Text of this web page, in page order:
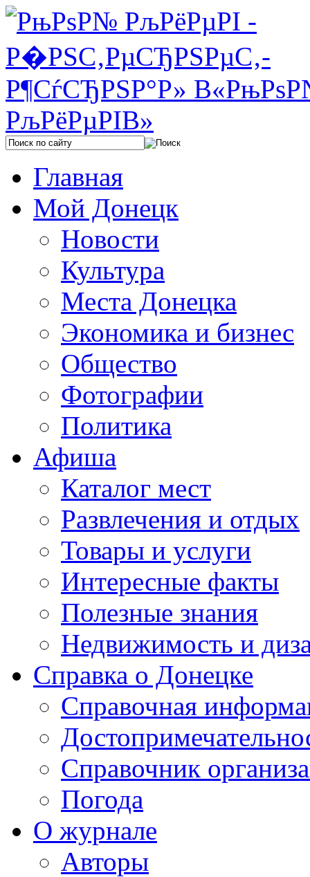
Главная
Мой Донецк
Новости
Культура
Места Донецка
Экономика и бизнес
Общество
Фотографии
Политика
Афиша
Каталог мест
Развлечения и отдых
Товары и услуги
Интересные факты
Полезные знания
Недвижимость и
Справка о Донецке
Справочная
Справочник
Погода
О журнале
Авторы